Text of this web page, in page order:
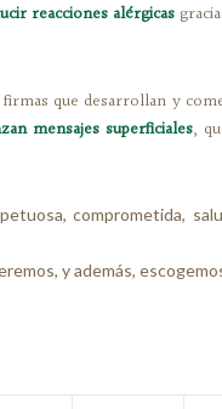
reacciones alérgicas
que desarrollan y
mensajes superficiales,
comprometida,
y además,